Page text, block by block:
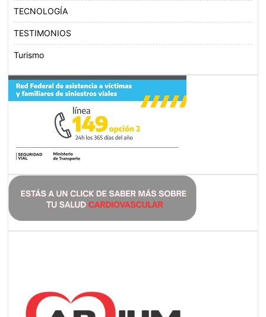
TECNOLOGÍA
TESTIMONIOS
Turismo